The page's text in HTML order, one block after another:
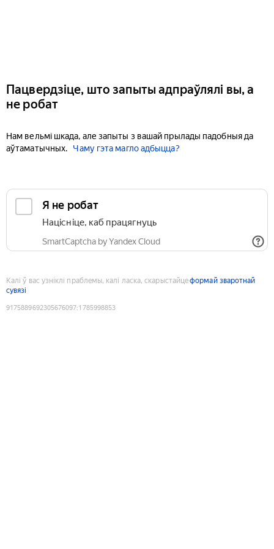
Пацвердзіце, што запыты адпраўлялі вы, а
не робат
Нам вельмі шкада, але запыты з вашай прылады падобныя да
аўтаматычных.
Чаму гэта магло адбыцца?
Я не робат
Націсніце, каб працягнуць
SmartCaptcha by Yandex Cloud
Калі ў вас узніклі праблемы, калі ласка, скарыстайцеформай зваротнай
сувязі
9175889692305676097:1785998853